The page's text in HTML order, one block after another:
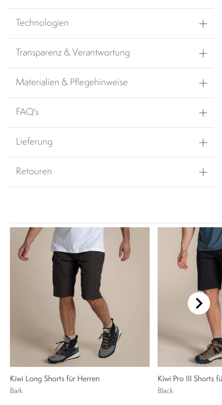
Technologien
Transparenz & Verantwortung
Materialien & Pflegehinweise
FAQ's
Lieferung
Retouren
Kiwi Long Shorts für Herren
Bark
Kiwi Pro III Shorts
Black